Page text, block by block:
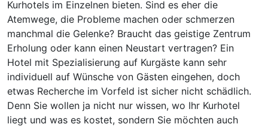
Kurhotels im Einzelnen bieten. Sind es eher die
Atemwege, die Probleme machen oder schmerzen
manchmal die Gelenke? Braucht das geistige Zentrum
Erholung oder kann einen Neustart vertragen? Ein
Hotel mit Spezialisierung auf Kurgäste kann sehr
individuell auf Wünsche von Gästen eingehen, doch
etwas Recherche im Vorfeld ist sicher nicht schädlich.
Denn Sie wollen ja nicht nur wissen, wo Ihr Kurhotel
liegt und was es kostet, sondern Sie möchten auch